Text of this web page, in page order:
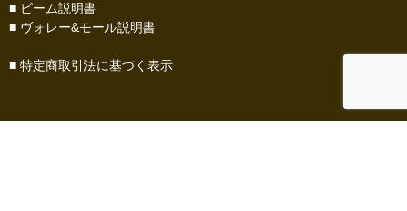
■ ビーム説明書
■ ヴォレー&モール説明書
■ 特定商取引法に基づく表示